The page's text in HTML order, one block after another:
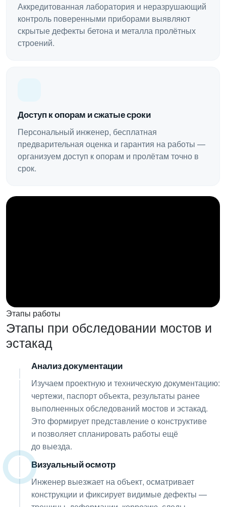
Аккредитованная лаборатория и неразрушающий
контроль поверенными приборами выявляют
скрытые дефекты бетона и металла пролётных
строений.
Доступ к опорам и сжатые сроки
Персональный инженер, бесплатная
предварительная оценка и гарантия на работы —
организуем доступ к опорам и пролётам точно в
срок.
Этапы работы
Этапы при обследовании мостов и
эстакад
01 Анализ документации
Изучаем проектную и техническую документацию:
чертежи, паспорт объекта, результаты ранее
выполненных обследований мостов и эстакад.
Это формирует представление о конструктиве
и позволяет спланировать работы ещё
до выезда.
Визуальный осмотр
Инженер выезжает на объект, осматривает
конструкции и фиксирует видимые дефекты —